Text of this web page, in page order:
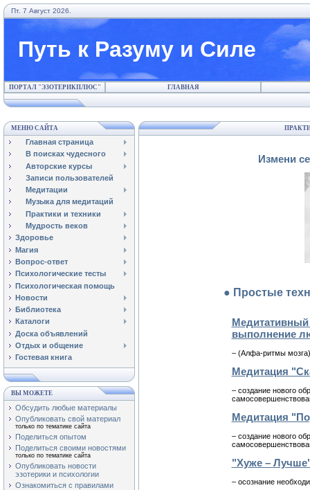
Пт. 7 Август 2026.
Путь к Разуму и Силе
ПОРТАЛ "ЭЗОТЕРИКПЛЮС" ГЛАВНАЯ
МЕНЮ САЙТА
Главная страница
В поисках чудесного
Авторские курсы
Записи пользователей
Медитации
Музыка для медитаций
Практики и техники
Мудрость веков
Здоровье
Магия
Вопрос-ответ
Психологические тесты
Психологическая помощь
Новости
Библиотека
Каталоги
Доска объявлений
Отдых и общение
Гостевая книга
ВЫ МОЖЕТЕ
Обсудить любые материалы
Опубликовать свой материал
только по тематике сайта
Поделиться опытом
Поделиться своими новостями
только по тематике сайта
Опубликовать новости
эзотерики и психологии
Ознакомиться с правилами
Измени
● Простые
Медитативный
выполнение
– (Алфа-ритмы мозга)
Медитация
– создание нового
Медитация
– создание нового
"Хуже –
– осознание